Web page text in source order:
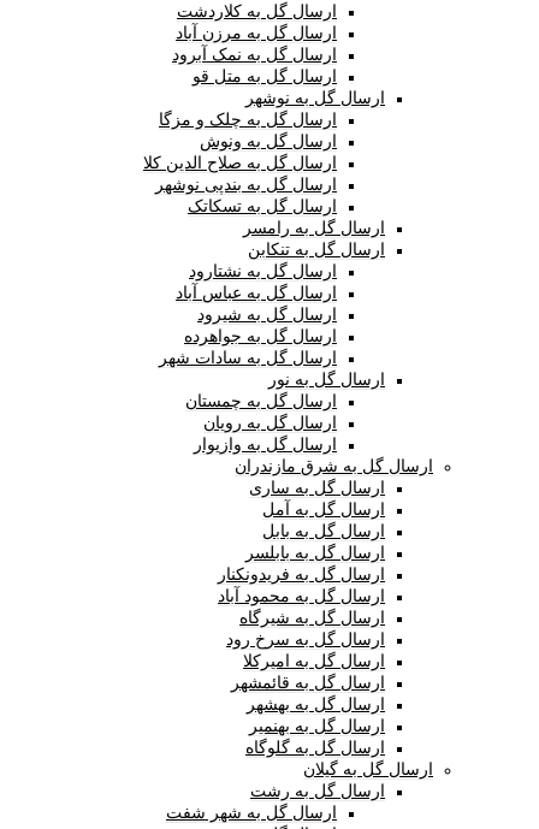
ارسال گل به کلاردشت
ارسال گل به مرزن آباد
ارسال گل به نمک آبرود
ارسال گل به متل قو
ارسال گل به نوشهر
ارسال گل به چلک و مزگا
ارسال گل به ونوش
ارسال گل به صلاح الدین کلا
ارسال گل به بندپی نوشهر
ارسال گل به تسکاتک
ارسال گل به رامسر
ارسال گل به تنکابن
ارسال گل به نشتارود
ارسال گل به عباس آباد
ارسال گل به شیرود
ارسال گل به جواهرده
ارسال گل به سادات شهر
ارسال گل به نور
ارسال گل به چمستان
ارسال گل به رویان
ارسال گل به وازیوار
ارسال گل به شرق مازندران
ارسال گل به ساری
ارسال گل به آمل
ارسال گل به بابل
ارسال گل به بابلسر
ارسال گل به فریدونکنار
ارسال گل به محمود آباد
ارسال گل به شیرگاه
ارسال گل به سرخ رود
ارسال گل به امیرکلا
ارسال گل به قائمشهر
ارسال گل به بهشهر
ارسال گل به بهنمیر
ارسال گل به گلوگاه
ارسال گل به گیلان
ارسال گل به رشت
ارسال گل به شهر شفت